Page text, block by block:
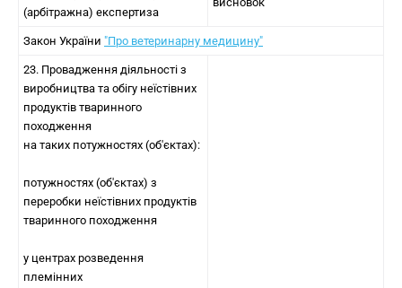
(арбітражна) експертиза
Закон України "Про ветеринарну медицину"
23. Провадження діяльності з
виробництва та обігу неїстівних
продуктів тваринного
походження
на таких потужностях (об'єктах):
потужностях (об'єктах) з
переробки неїстівних продуктів
тваринного походження
у центрах розведення
племінних